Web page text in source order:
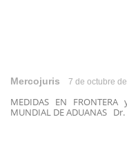
Mercojuris 7 de octubre
MEDIDAS EN
MUNDIAL DE ADUANAS